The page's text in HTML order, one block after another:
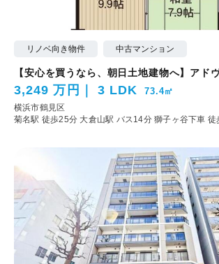
リノベ向き物件 中古マンション
【安心を買うなら、朝日土地建物へ】アド
3,249 万円 3 LDK 73.4㎡
横浜市鶴見区
菊名駅 徒歩25分 大倉山駅 バス14分 獅子ヶ谷下車 徒